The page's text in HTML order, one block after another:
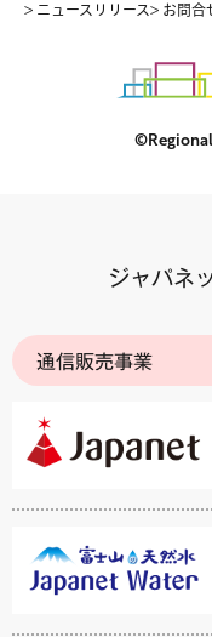
> ニュースリリース> お問合
ジャパネ
通信販売事業